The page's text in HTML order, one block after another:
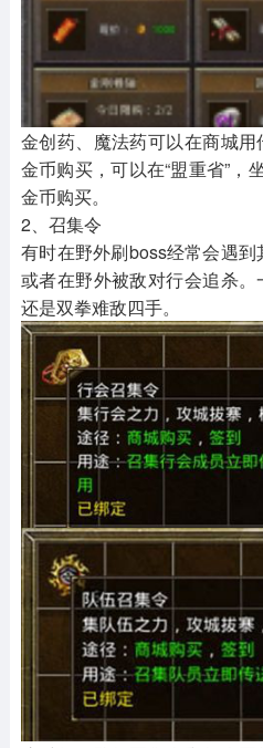
金创药、魔法药可以在商城
金币购买，可以在“盟重省”，
金币购买。
2、召集令
有时在野外刷boss经常会遇
或者在野外被敌对行会追杀
还是双拳难敌四手。